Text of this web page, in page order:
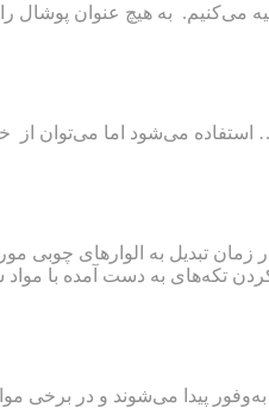
می‌کنیم. به هیچ عنوان پوشال
می‌شود اما می‌توان از
تبدیل به الوارهای چوبی
تکه‌های به دست آمده با
پیدا می‌شوند و در برخی